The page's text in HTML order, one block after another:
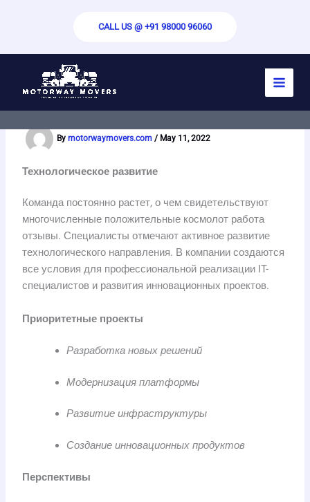
CALL US @ +91 98000 96060
Космолот работа отзывы: развитие
IT-сектора
By motorwaymovers.com / May 11, 2022
Технологическое развитие
Команда постоянно растет, о чем свидетельствуют
многочисленные положительные космолот работа
отзывы. Специалисты отмечают активное развитие
технологического направления. В компании создаются
все условия для профессиональной реализации IT-
специалистов и развития инновационных проектов.
Приоритетные проекты
Разработка новых решений
Модернизация платформы
Развитие инфраструктуры
Создание инновационных продуктов
Перспективы